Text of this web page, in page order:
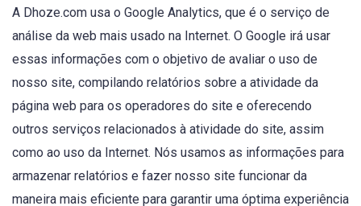
A Dhoze.com usa o Google Analytics, que é o serviço de
análise da web mais usado na Internet. O Google irá usar
essas informações com o objetivo de avaliar o uso de
nosso site, compilando relatórios sobre a atividade da
página web para os operadores do site e oferecendo
outros serviços relacionados à atividade do site, assim
como ao uso da Internet. Nós usamos as informações para
armazenar relatórios e fazer nosso site funcionar da
maneira mais eficiente para garantir uma óptima experiência